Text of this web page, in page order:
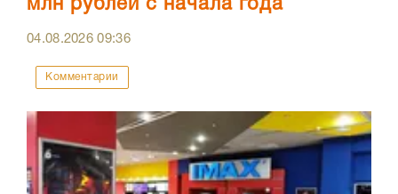
млн рублей с начала года
04.08.202609:36
Комментарии